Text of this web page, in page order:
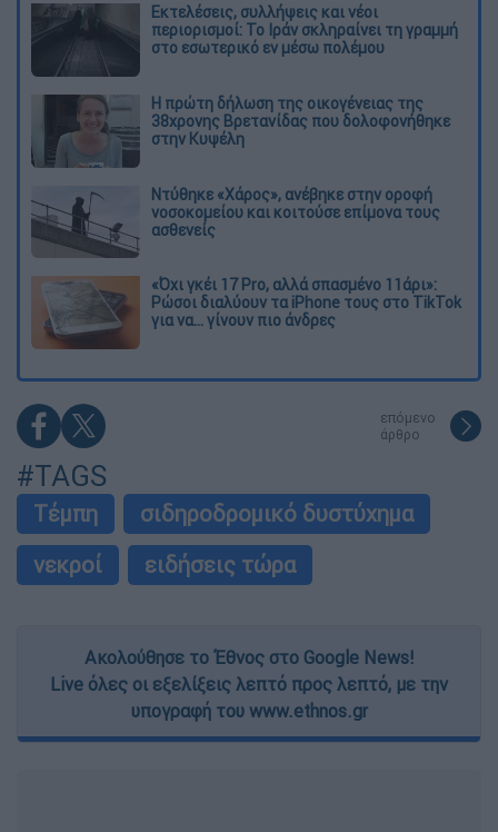
Εκτελέσεις, συλλήψεις και νέοι
περιορισμοί: Το Ιράν σκληραίνει τη γραμμή
στο εσωτερικό εν μέσω πολέμου
Η πρώτη δήλωση της οικογένειας της
38χρονης Βρετανίδας που δολοφονήθηκε
στην Κυψέλη
Ντύθηκε «Χάρος», ανέβηκε στην οροφή
νοσοκομείου και κοιτούσε επίμονα τους
ασθενείς
«Όχι γκέι 17 Pro, αλλά σπασμένο 11άρι»:
Ρώσοι διαλύουν τα iPhone τους στο TikTok
για να... γίνουν πιο άνδρες
επόμενο
άρθρο
#TAGS
Τέμπη
σιδηροδρομικό δυστύχημα
νεκροί
ειδήσεις τώρα
Ακολούθησε το Έθνος στο Google News!
Live όλες οι εξελίξεις λεπτό προς λεπτό, με την
υπογραφή του www.ethnos.gr